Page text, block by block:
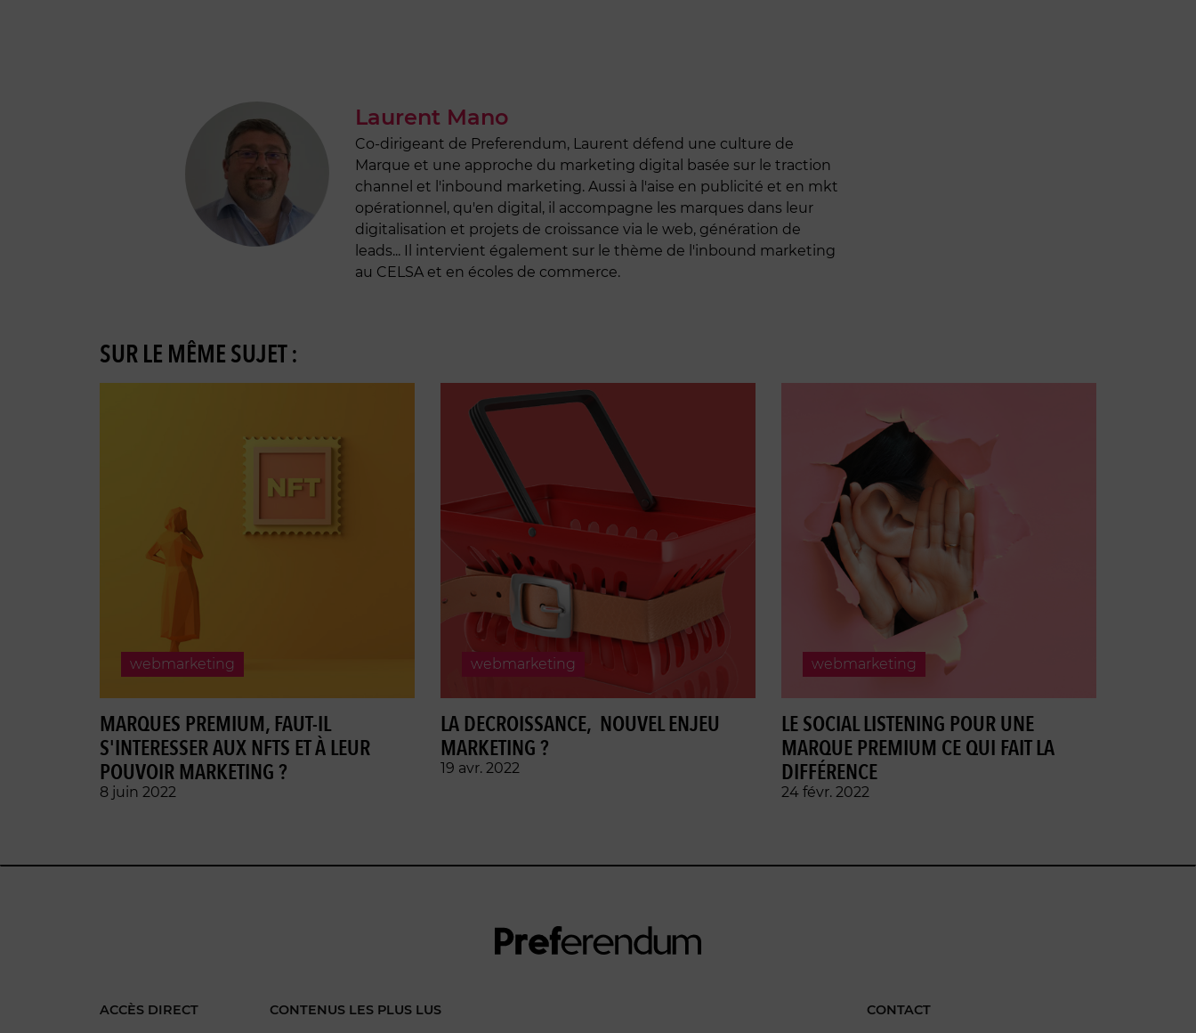
Laurent Mano
Co-dirigeant de Preferendum, Laurent défend une culture de
Marque et une approche du marketing digital basée sur le traction
channel et l'inbound marketing. Aussi à l'aise en publicité et en mkt
opérationnel, qu'en digital, il accompagne les marques dans leur
digitalisation et projets de croissance via le web, génération de
leads... Il intervient également sur le thème de l'inbound marketing
au CELSA et en écoles de commerce.
SUR LE MÊME SUJET :
webmarketing
MARQUES PREMIUM, FAUT-IL
S'INTERESSER AUX NFTS ET À LEUR
POUVOIR MARKETING ?
8 juin 2022
webmarketing
LA DECROISSANCE, NOUVEL ENJEU
MARKETING ?
19 avr. 2022
webmarketing
LE SOCIAL LISTENING POUR UNE
MARQUE PREMIUM CE QUI FAIT LA
DIFFÉRENCE
24 févr. 2022
ACCÈS DIRECT CONTENUS LES PLUS LUS CONTACT